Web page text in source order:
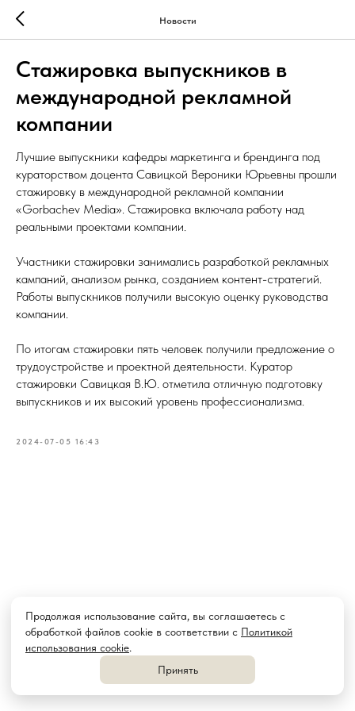
Продолжая использование сайта, вы соглашаетесь с
обработкой файлов cookie в соответствии с Политикой
использования cookie.
Принять
Новости
Стажировка выпускников в
международной рекламной
компании
Лучшие выпускники кафедры маркетинга и брендинга под
кураторством доцента Савицкой Вероники Юрьевны прошли
стажировку в международной рекламной компании
«Gorbachev Media». Стажировка включала работу над
реальными проектами компании.
Участники стажировки занимались разработкой рекламных
кампаний, анализом рынка, созданием контент-стратегий.
Работы выпускников получили высокую оценку руководства
компании.
По итогам стажировки пять человек получили предложение о
трудоустройстве и проектной деятельности. Куратор
стажировки Савицкая В.Ю. отметила отличную подготовку
выпускников и их высокий уровень профессионализма.
2024-07-05 16:43